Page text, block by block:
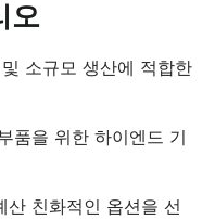
오
소규모 생산에 적합한
품을 위한 하이엔드 기
친화적인 옵션을 선